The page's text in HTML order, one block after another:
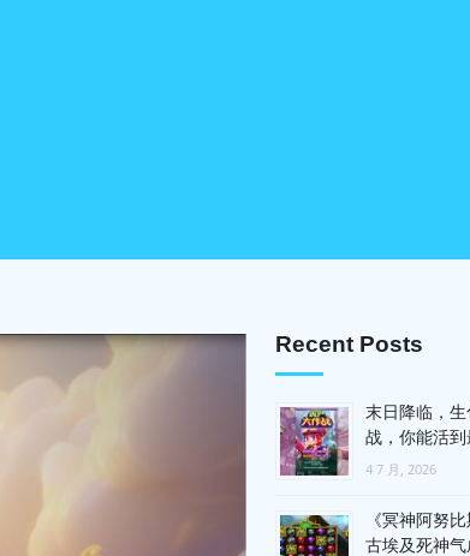
Recent Posts
末日降临，
战，你能活到
4 7 月, 2026
《冥神阿努
古埃及死神气